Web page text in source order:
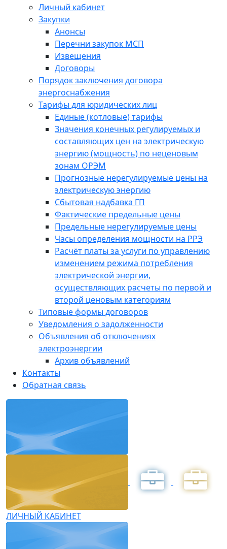
Личный кабинет
Закупки
Анонсы
Перечни закупок МСП
Извещения
Договоры
Порядок заключения договора
энергоснабжения
Тарифы для юридических лиц
Единые (котловые) тарифы
Значения конечных регулируемых и
составляющих цен на электрическую
энергию (мощность) по неценовым
зонам ОРЭМ
Прогнозные нерегулируемые цены на
электрическую энергию
Сбытовая надбавка ГП
Фактические предельные цены
Предельные нерегулируемые цены
Часы определения мощности на РРЭ
Расчёт платы за услуги по управлению
изменением режима потребления
электрической энергии,
осуществляющих расчеты по первой и
второй ценовым категориям
Типовые формы договоров
Уведомления о задолженности
Объявления об отключениях
электроэнергии
Архив объявлений
Контакты
Обратная связь
ЛИЧНЫЙ КАБИНЕТ